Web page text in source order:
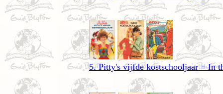
5. Pitty's vijfde kostschooljaar = In